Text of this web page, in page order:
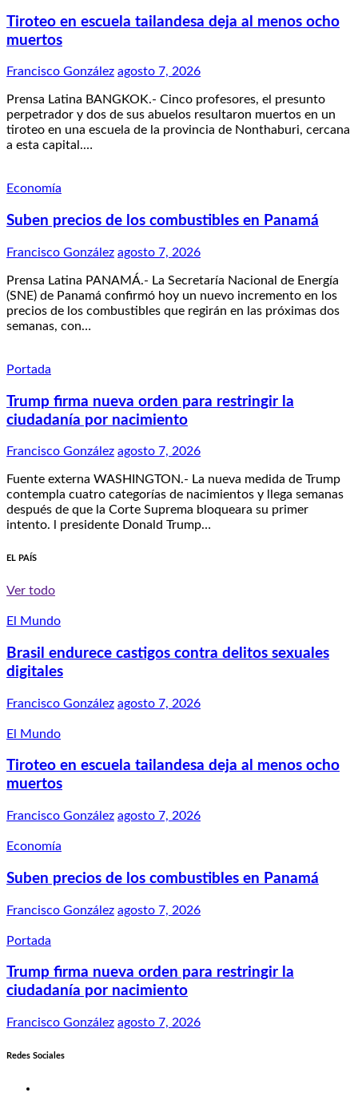
Tiroteo en escuela tailandesa deja al menos ocho
muertos
Francisco González agosto 7, 2026
Prensa Latina BANGKOK.- Cinco profesores, el presunto
perpetrador y dos de sus abuelos resultaron muertos en un
tiroteo en una escuela de la provincia de Nonthaburi, cercana
a esta capital.…
Economía
Suben precios de los combustibles en Panamá
Francisco González agosto 7, 2026
Prensa Latina PANAMÁ.- La Secretaría Nacional de Energía
(SNE) de Panamá confirmó hoy un nuevo incremento en los
precios de los combustibles que regirán en las próximas dos
semanas, con…
Portada
Trump firma nueva orden para restringir la
ciudadanía por nacimiento
Francisco González agosto 7, 2026
Fuente externa WASHINGTON.- La nueva medida de Trump
contempla cuatro categorías de nacimientos y llega semanas
después de que la Corte Suprema bloqueara su primer
intento. l presidente Donald Trump…
EL PAÍS
Ver todo
El Mundo
Brasil endurece castigos contra delitos sexuales
digitales
Francisco González agosto 7, 2026
El Mundo
Tiroteo en escuela tailandesa deja al menos ocho
muertos
Francisco González agosto 7, 2026
Economía
Suben precios de los combustibles en Panamá
Francisco González agosto 7, 2026
Portada
Trump firma nueva orden para restringir la
ciudadanía por nacimiento
Francisco González agosto 7, 2026
Redes Sociales